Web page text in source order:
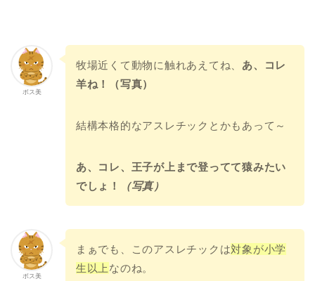
ボス美
牧場近くて動物に触れあえてね、 あ、コレ
羊ね！（写真）
結構本格的なアスレチックとかもあって～
あ、コレ、王子が上まで登ってて猿みたい
でしょ！
（写真）
ボス美
まぁでも、このアスレチックは対象が小学
生以上 なのね。